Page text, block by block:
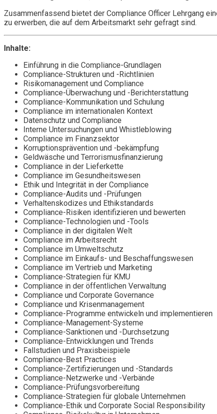
Zusammenfassend bietet der Compliance Officer Lehrgang
zu erwerben, die auf dem Arbeitsmarkt sehr gefragt sind.
Inhalte:
Einführung in die Compliance-Grundlagen
Compliance-Strukturen und -Richtlinien
Risikomanagement und Compliance
Compliance-Überwachung und -Berichterstattung
Compliance-Kommunikation und Schulung
Compliance im internationalen Kontext
Datenschutz und Compliance
Interne Untersuchungen und Whistleblowing
Compliance im Finanzsektor
Korruptionsprävention und -bekämpfung
Geldwäsche und Terrorismusfinanzierung
Compliance in der Lieferkette
Compliance im Gesundheitswesen
Ethik und Integrität in der Compliance
Compliance-Audits und -Prüfungen
Verhaltenskodizes und Ethikstandards
Compliance-Risiken identifizieren und bewerten
Compliance-Technologien und -Tools
Compliance in der digitalen Welt
Compliance im Arbeitsrecht
Compliance im Umweltschutz
Compliance im Einkaufs- und Beschaffungswesen
Compliance im Vertrieb und Marketing
Compliance-Strategien für KMU
Compliance in der öffentlichen Verwaltung
Compliance und Corporate Governance
Compliance und Krisenmanagement
Compliance-Programme entwickeln und implementieren
Compliance-Management-Systeme
Compliance-Sanktionen und -Durchsetzung
Compliance-Entwicklungen und Trends
Fallstudien und Praxisbeispiele
Compliance-Best Practices
Compliance-Zertifizierungen und -Standards
Compliance-Netzwerke und -Verbände
Compliance-Prüfungsvorbereitung
Compliance-Strategien für globale Unternehmen
Compliance-Ethik und Corporate Social Responsibility